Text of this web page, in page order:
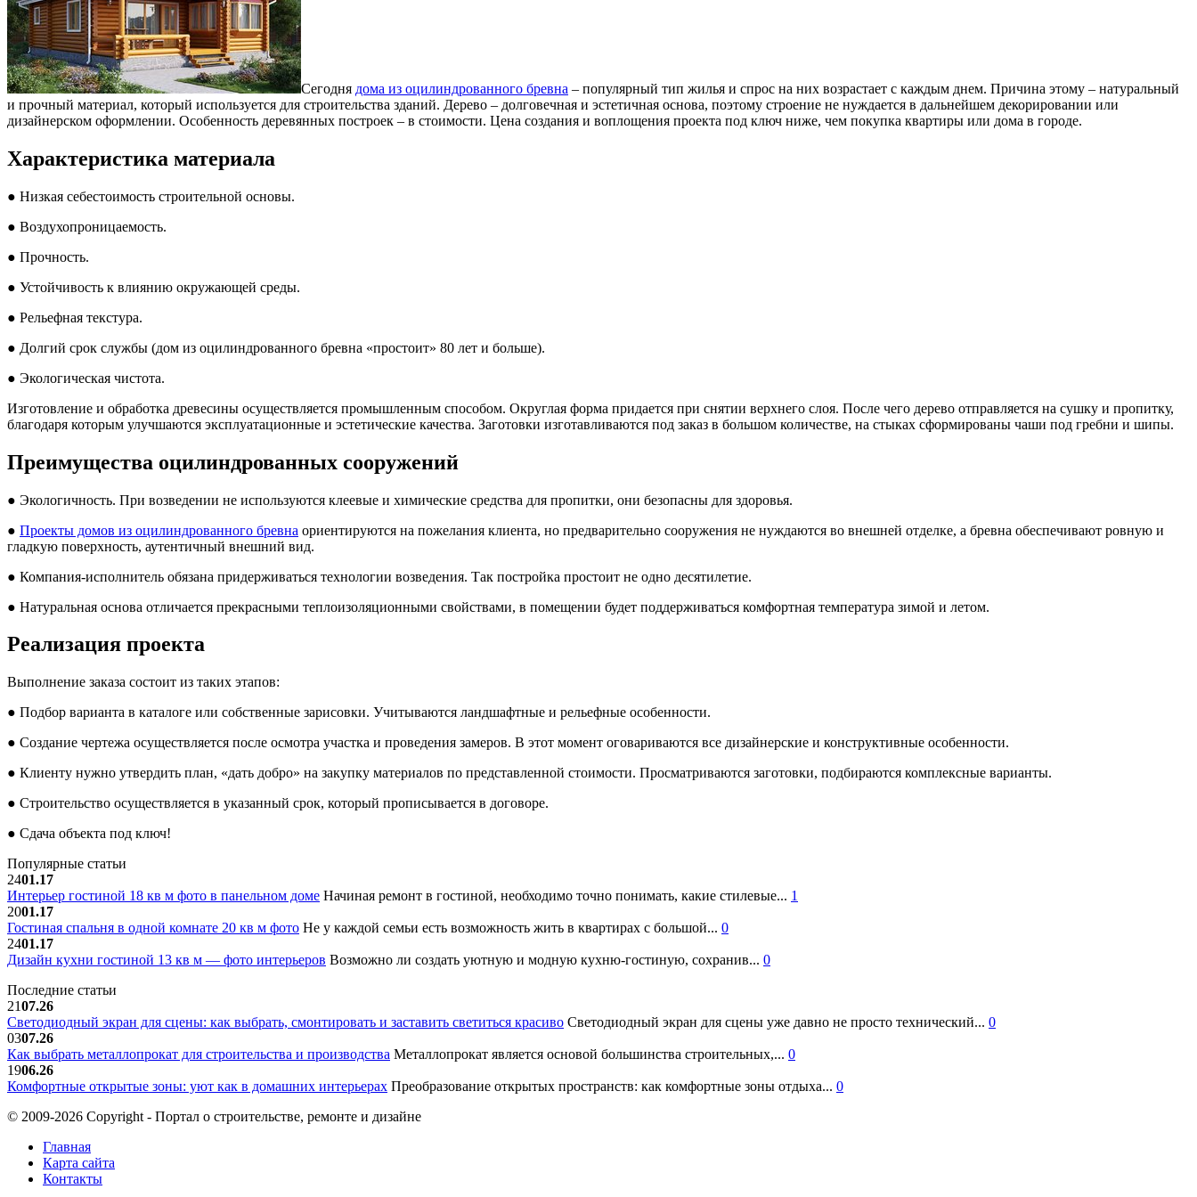
Сегодня дома из оцилиндрованного бревна – популярный тип жилья и спрос на них возрастает с каждым днем. Причина этому – натуральный
и прочный материал, который используется для строительства зданий. Дерево – долговечная и эстетичная основа, поэтому строение не нуждается в дальнейшем декорировании или
дизайнерском оформлении. Особенность деревянных построек – в стоимости. Цена создания и воплощения проекта под ключ ниже, чем покупка квартиры или дома в городе.
Характеристика материала
● Низкая себестоимость строительной основы.
● Воздухопроницаемость.
● Прочность.
● Устойчивость к влиянию окружающей среды.
● Рельефная текстура.
● Долгий срок службы (дом из оцилиндрованного бревна «простоит» 80 лет и больше).
● Экологическая чистота.
Изготовление и обработка древесины осуществляется промышленным способом. Округлая форма придается при снятии верхнего слоя. После чего дерево отправляется на сушку и пропитку,
благодаря которым улучшаются эксплуатационные и эстетические качества. Заготовки изготавливаются под заказ в большом количестве, на стыках сформированы чаши под гребни и шипы.
Преимущества оцилиндрованных сооружений
● Экологичность. При возведении не используются клеевые и химические средства для пропитки, они безопасны для здоровья.
● Проекты домов из оцилиндрованного бревна ориентируются на пожелания клиента, но предварительно сооружения не нуждаются во внешней отделке, а бревна обеспечивают ровную и
гладкую поверхность, аутентичный внешний вид.
● Компания-исполнитель обязана придерживаться технологии возведения. Так постройка простоит не одно десятилетие.
● Натуральная основа отличается прекрасными теплоизоляционными свойствами, в помещении будет поддерживаться комфортная температура зимой и летом.
Реализация проекта
Выполнение заказа состоит из таких этапов:
● Подбор варианта в каталоге или собственные зарисовки. Учитываются ландшафтные и рельефные особенности.
● Создание чертежа осуществляется после осмотра участка и проведения замеров. В этот момент оговариваются все дизайнерские и конструктивные особенности.
● Клиенту нужно утвердить план, «дать добро» на закупку материалов по представленной стоимости. Просматриваются заготовки, подбираются комплексные варианты.
● Строительство осуществляется в указанный срок, который прописывается в договоре.
● Сдача объекта под ключ!
Популярные статьи
2401.17
Интерьер гостиной 18 кв м фото в панельном доме Начиная ремонт в гостиной, необходимо точно понимать, какие стилевые... 1
2001.17
Гостиная спальня в одной комнате 20 кв м фото Не у каждой семьи есть возможность жить в квартирах с большой... 0
2401.17
Дизайн кухни гостиной 13 кв м — фото интерьеров Возможно ли создать уютную и модную кухню-гостиную, сохранив... 0
Последние статьи
2107.26
Светодиодный экран для сцены: как выбрать, смонтировать и заставить светиться красиво Светодиодный экран для сцены уже давно не просто технический... 0
0307.26
Как выбрать металлопрокат для строительства и производства Металлопрокат является основой большинства строительных,... 0
1906.26
Комфортные открытые зоны: уют как в домашних интерьерах Преобразование открытых пространств: как комфортные зоны отдыха... 0
© 2009-2026 Copyright - Портал о строительстве, ремонте и дизайне
Главная
Карта сайта
Контакты